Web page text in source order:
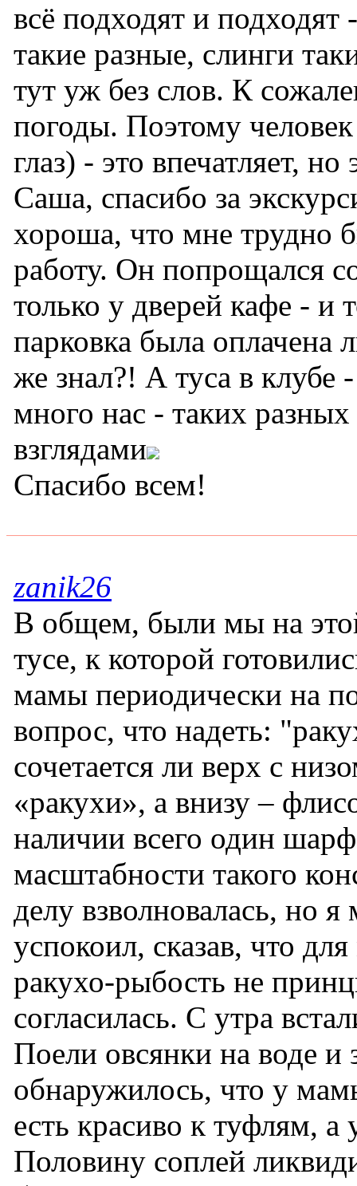
всё подходят и подходят
такие разные, слинги
тут уж без слов. К
погоды. Поэтому
глаз) - это впечатляет,
Саша, спасибо за
хороша, что мне трудно
работу. Он попрощался
только у дверей кафе - и
парковка была оплачена
же знал?! А туса в
много нас - таких
взглядами
Спасибо всем!
zanik26
В общем, были мы на
тусе, к которой
мамы периодически на
вопрос, что надеть:
сочетается ли верх с
«ракухи», а внизу –
наличии всего один
масштабности такого
делу взволновалась, но
успокоил, сказав, что
ракухо-рыбость не
согласилась. С утра
Поели овсянки на воде и
обнаружилось, что у
есть красиво к туфлям,
Половину соплей